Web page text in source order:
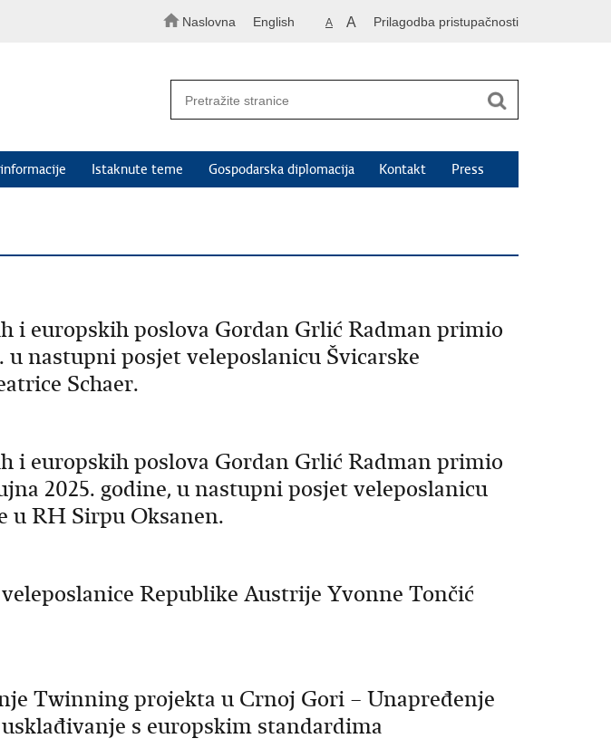
Naslovna English A A Prilagodba pristupačnosti
Istaknute teme Gospodarska diplomacija Kontakt Press
i europskih poslova Gordan Grlić Radman primio
u nastupni posjet veleposlanicu Švicarske
Schaer.
i europskih poslova Gordan Grlić Radman primio
2025. godine, u nastupni posjet veleposlanicu
u RH Sirpu Oksanen.
Republike Austrije Yvonne Tončić
Twinning projekta u Crnoj Gori – Unapređenje
s europskim standardima